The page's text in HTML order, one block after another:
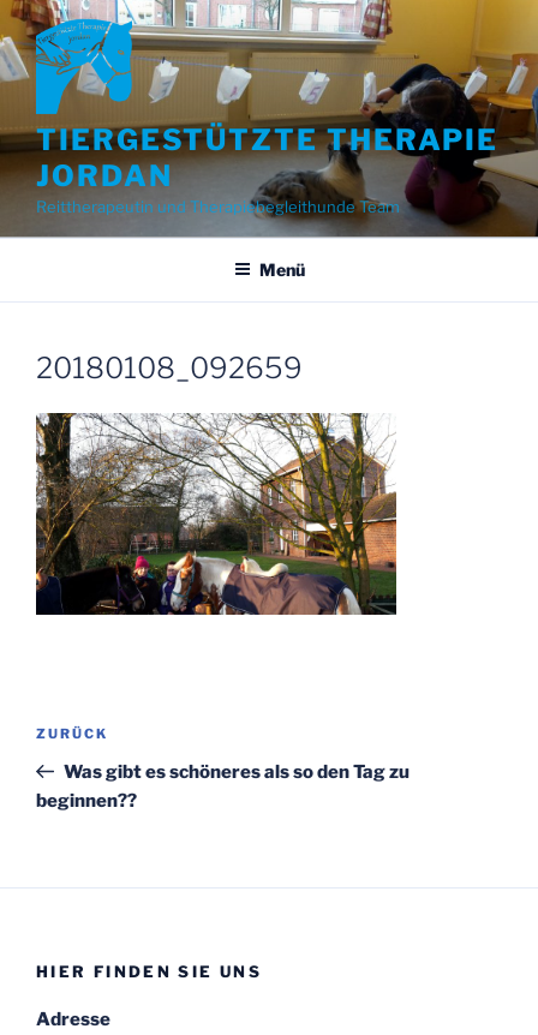
Zum
Inhalt
springen
TIERGESTÜTZTE THERAPIE
JORDAN
Reittherapeutin und Therapiebegleithunde Team
Menü
20180108_092659
Beitragsnavigation
Vorheriger
Beitrag
ZURÜCK
Was gibt es schöneres als so den Tag zu
beginnen??
HIER FINDEN SIE UNS
Adresse